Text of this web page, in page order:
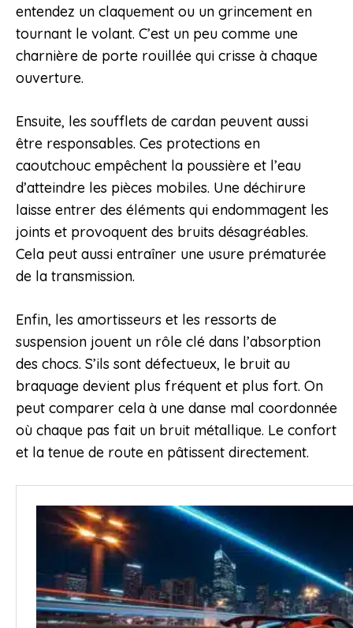
entendez un claquement ou un grincement en
tournant le volant. C’est un peu comme une
charnière de porte rouillée qui crisse à chaque
ouverture.
Ensuite, les soufflets de cardan peuvent aussi
être responsables. Ces protections en
caoutchouc empêchent la poussière et l’eau
d’atteindre les pièces mobiles. Une déchirure
laisse entrer des éléments qui endommagent les
joints et provoquent des bruits désagréables.
Cela peut aussi entraîner une usure prématurée
de la transmission.
Enfin, les amortisseurs et les ressorts de
suspension jouent un rôle clé dans l’absorption
des chocs. S’ils sont défectueux, le bruit au
braquage devient plus fréquent et plus fort. On
peut comparer cela à une danse mal coordonnée
où chaque pas fait un bruit métallique. Le confort
et la tenue de route en pâtissent directement.